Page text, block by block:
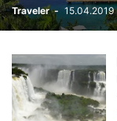
Traveler - 15.04.2019